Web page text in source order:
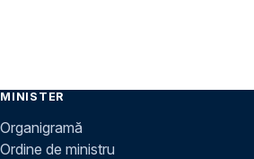
MINISTER
Organigramă
Ordine de ministru